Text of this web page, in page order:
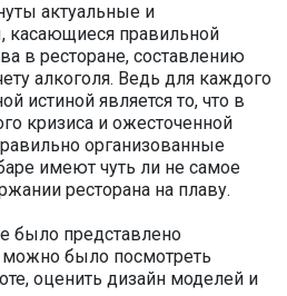
актуальные и
правильной
в ресторане, составлению
алкоголя. Ведь для каждого
истиной является то, что в
кризиса и ожесточенной
организованные
имеют чуть ли не самое
ресторана на плаву.
было представлено
можно было посмотреть
оценить дизайн моделей и